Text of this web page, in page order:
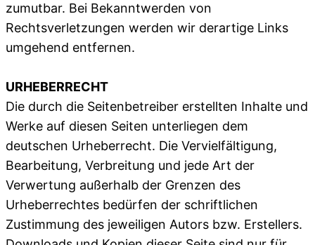
zumutbar. Bei Bekanntwerden von
Rechtsverletzungen werden wir derartige Links
umgehend entfernen.
URHEBERRECHT
Die durch die Seitenbetreiber erstellten Inhalte und
Werke auf diesen Seiten unterliegen dem
deutschen Urheberrecht. Die Vervielfältigung,
Bearbeitung, Verbreitung und jede Art der
Verwertung außerhalb der Grenzen des
Urheberrechtes bedürfen der schriftlichen
Zustimmung des jeweiligen Autors bzw. Erstellers.